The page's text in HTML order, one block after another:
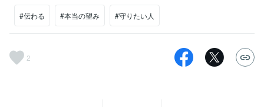
#伝わる #本当の望み #守りたい人
2